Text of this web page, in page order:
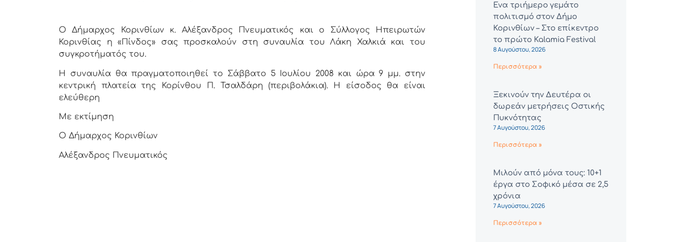
Ο Δήμαρχος Κορινθίων κ. Αλέξανδρος Πνευματικός και ο Σύλλογος Ηπειρωτών
Κορινθίας η «Πίνδος» σας προσκαλούν στη συναυλία του Λάκη Χαλκιά και του
συγκροτήματός του.
Η συναυλία θα πραγματοποιηθεί το Σάββατο 5 Ιουλίου 2008 και ώρα 9 μμ. στην
κεντρική πλατεία της Κορίνθου Π. Τσαλδάρη (περιβολάκια). Η είσοδος θα είναι
ελεύθερη
Με εκτίμηση
Ο Δήμαρχος Κορινθίων
Αλέξανδρος Πνευματικός
Ένα τριήμερο γεμάτο
πολιτισμό στον Δήμο
Κορινθίων – Στο επίκεντρο
το πρώτο Kalamia Festival
8 Αυγούστου, 2026
Περισσότερα »
Ξεκινούν την Δευτέρα οι
δωρεάν μετρήσεις Οστικής
Πυκνότητας
7 Αυγούστου, 2026
Περισσότερα »
Μιλούν από μόνα τους: 10+1
έργα στο Σοφικό μέσα σε 2,5
χρόνια
7 Αυγούστου, 2026
Περισσότερα »